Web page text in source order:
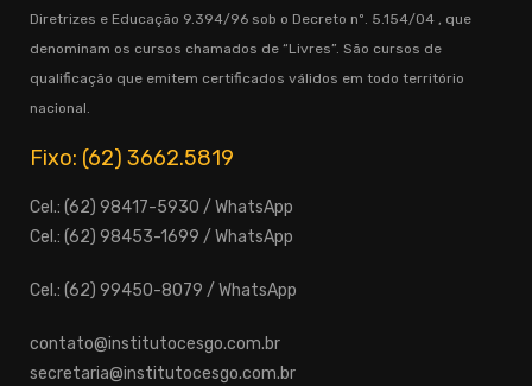
Diretrizes e Educação 9.394/96 sob o Decreto nº. 5.154/04 , que
denominam os cursos chamados de “Livres”. São cursos de
qualificação que emitem certificados válidos em todo território
nacional.
Fixo: (62) 3662.5819
Cel.: (62) 98417-5930 / WhatsApp
Cel.: (62) 98453-1699 / WhatsApp
Cel.: (62) 99450-8079 / WhatsApp
contato@institutocesgo.com.br
secretaria@institutocesgo.com.br